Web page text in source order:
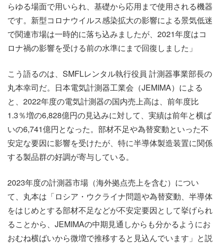
らゆる場面で用いられ、基礎から応用まで使用される機器
です。新型コロナウイルス感染拡大の影響による景気低迷
で関連市場は一時的に落ち込みましたが、2021年度はコ
ロナ禍の影響を受ける前の水準にまで回復しました」
こう語るのは、SMFLレンタル執行役員 計測器事業部長の
丸本幸司だ。日本電気計測器工業会（JEMIMA）による
と、2022年度の電気計測器の国内売上高は、前年度比
1.3％増の6,828億円の見込みに対して、実績は前年と横ば
いの6,741億円となった。部材不足や為替変動といった不
安定な要因に影響を受けたが、特に半導体製造装置に関係
する製品群の好調が寄与している。
2023年度の計測器市場（海外拠点売上を含む）につい
て、丸本は「ロシア・ウクライナ問題や為替変動、半導体
をはじめとする部材不足などが不安定要因として挙げられ
ることから、JEMIMAの中期見通しからも分かるようにお
おむね横ばいから微増で推移すると見込んでいます」と説